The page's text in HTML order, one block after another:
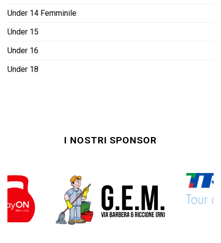
Under 14 Femminile
Under 15
Under 16
Under 18
I NOSTRI SPONSOR